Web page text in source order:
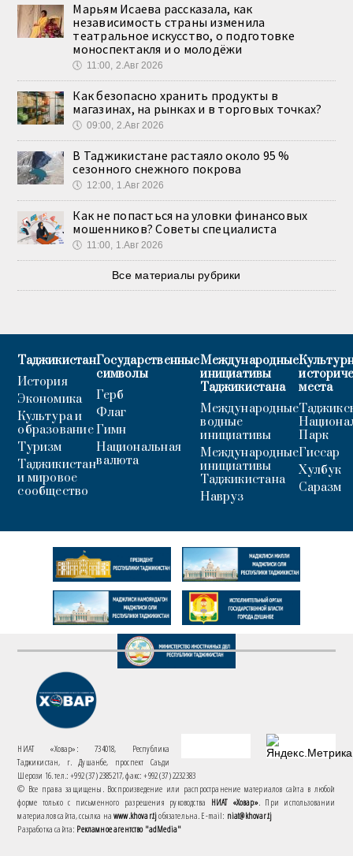
Марьям Исаева рассказала, как
независимость страны изменила
театральное искусство, о подготовке
моноспектакля и о молодёжи
🕔 11:00, 2.Авг 2026
Как безопасно хранить продукты в
магазинах, на рынках и в торговых точках?
🕔 09:00, 2.Авг 2026
В Таджикистане растаяло около 95 %
сезонного снежного покрова
🕔 12:00, 1.Авг 2026
Как не попасться на уловки финансовых
мошенников? Советы специалиста
🕔 11:00, 1.Авг 2026
Все материалы рубрики
Таджикистан
История
Экономика
Культура и
образование
Туризм
Таджикистан
и мировое
сообщество
Государственные
символы
Герб
Флаг
Гимн
Национальная
валюта
Международные
инициативы
Таджикистана
Международные
водные
инициативы
Международные
инициативы
Таджикистана
Навруз
места
Парк
Гиссар
Хулбук
Саразм
НИАТ «Ховар»: 734018, Республика
Таджикистан, г. Душанбе, проспект Саъди
Шерози 16. тел.: +992 (37) 2385217, факс: +992 (37) 2232383
© Все права защищены. Воспроизведение или распространение материалов сайта в любой
форме только с письменного разрешения руководства НИАТ «Ховар». При использовании
материалов сайта, ссылка наwww.khovar.tjобязательна. E-mail: niat@khovar.tj
Разработка сайта: Рекламное агентство "adMedia"